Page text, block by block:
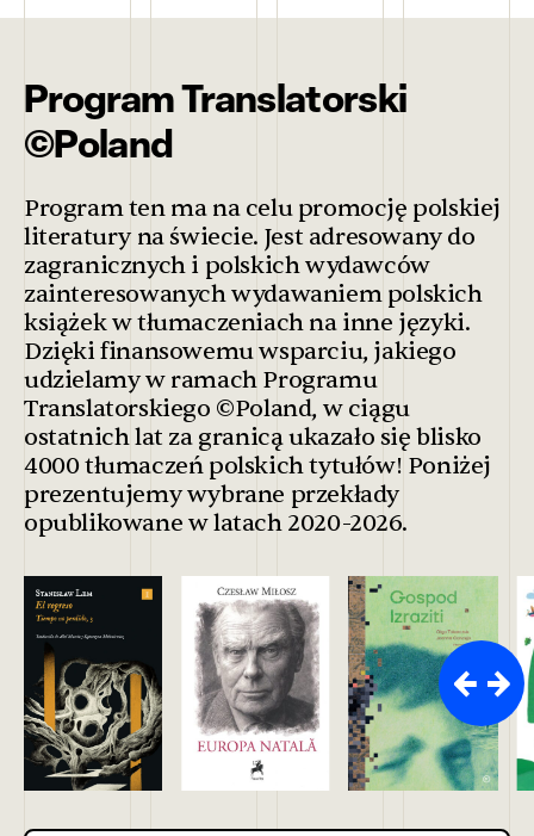
Program Translatorski
©Poland
Program ten ma na celu promocję polskiej
literatury na świecie. Jest adresowany do
zagranicznych i polskich wydawców
zainteresowanych wydawaniem polskich
książek w tłumaczeniach na inne języki.
Dzięki finansowemu wsparciu, jakiego
udzielamy w ramach Programu
Translatorskiego ©Poland, w ciągu
ostatnich lat za granicą ukazało się blisko
4000 tłumaczeń polskich tytułów! Poniżej
prezentujemy wybrane przekłady
opublikowane w latach 2020-2026.